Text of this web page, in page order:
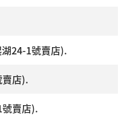
24-1號賣店).
店).
賣店).